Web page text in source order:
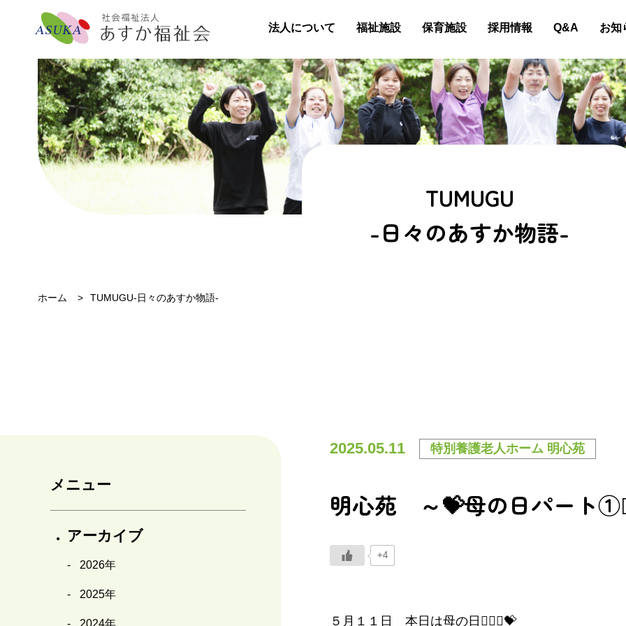
法人について 福祉施設 保育施設 採用情報 Q&A お知
TUMUGU
-日々のあすか物語-
ホーム TUMUGU-日々のあすか物語-
メニュー
アーカイブ
2026年
2025年
2024年
2025.05.11 特別養護老人ホーム 明心苑
明心苑 ～💝母の日パート
+4
５月１１日 本日は母の日💁🏻‍♀️💝